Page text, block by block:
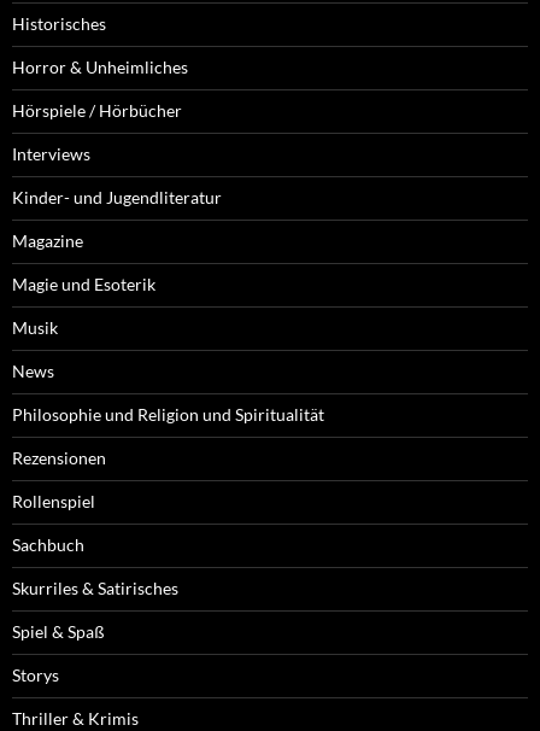
Historisches
Horror & Unheimliches
Hörspiele / Hörbücher
Interviews
Kinder- und Jugendliteratur
Magazine
Magie und Esoterik
Musik
News
Philosophie und Religion und Spiritualität
Rezensionen
Rollenspiel
Sachbuch
Skurriles & Satirisches
Spiel & Spaß
Storys
Thriller & Krimis